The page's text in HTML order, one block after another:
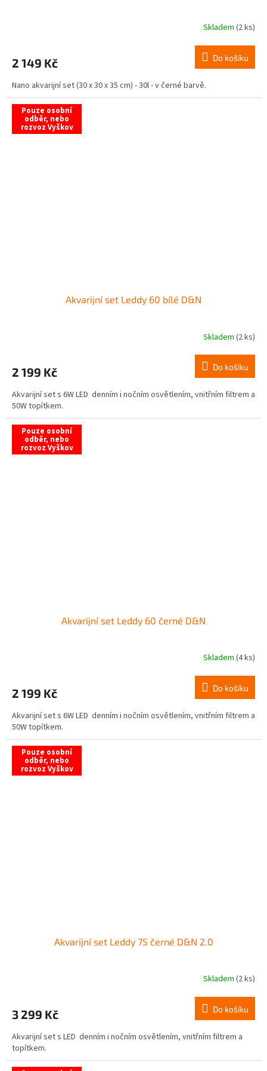
Skladem (2 ks)
2 149 Kč Do košíku
Nano akvarijní set (30 x 30 x 35 cm) - 30l - v černé barvě.
Pouze osobní
odběr, nebo
rozvoz Vyškov
Akvarijní set Leddy 60 bílé D&N
Skladem (2 ks)
2 199 Kč Do košíku
Akvarijní set s 6W LED denním i nočním osvětlením, vnitřním filtrem a
50W topítkem.
Pouze osobní
odběr, nebo
rozvoz Vyškov
Akvarijní set Leddy 60 černé D&N
Skladem (4 ks)
2 199 Kč Do košíku
Akvarijní set s 6W LED denním i nočním osvětlením, vnitřním filtrem a
50W topítkem.
Pouze osobní
odběr, nebo
rozvoz Vyškov
Akvarijní set Leddy 75 černé D&N 2.0
Skladem (2 ks)
3 299 Kč Do košíku
Akvarijní set s LED denním i nočním osvětlením, vnitřním filtrem a
topítkem.